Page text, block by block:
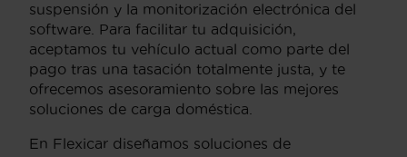
suspensión y la monitorización electrónica del
software. Para facilitar tu adquisición,
aceptamos tu vehículo actual como parte del
pago tras una tasación totalmente justa, y te
ofrecemos asesoramiento sobre las mejores
soluciones de carga doméstica.
En Flexicar diseñamos soluciones de